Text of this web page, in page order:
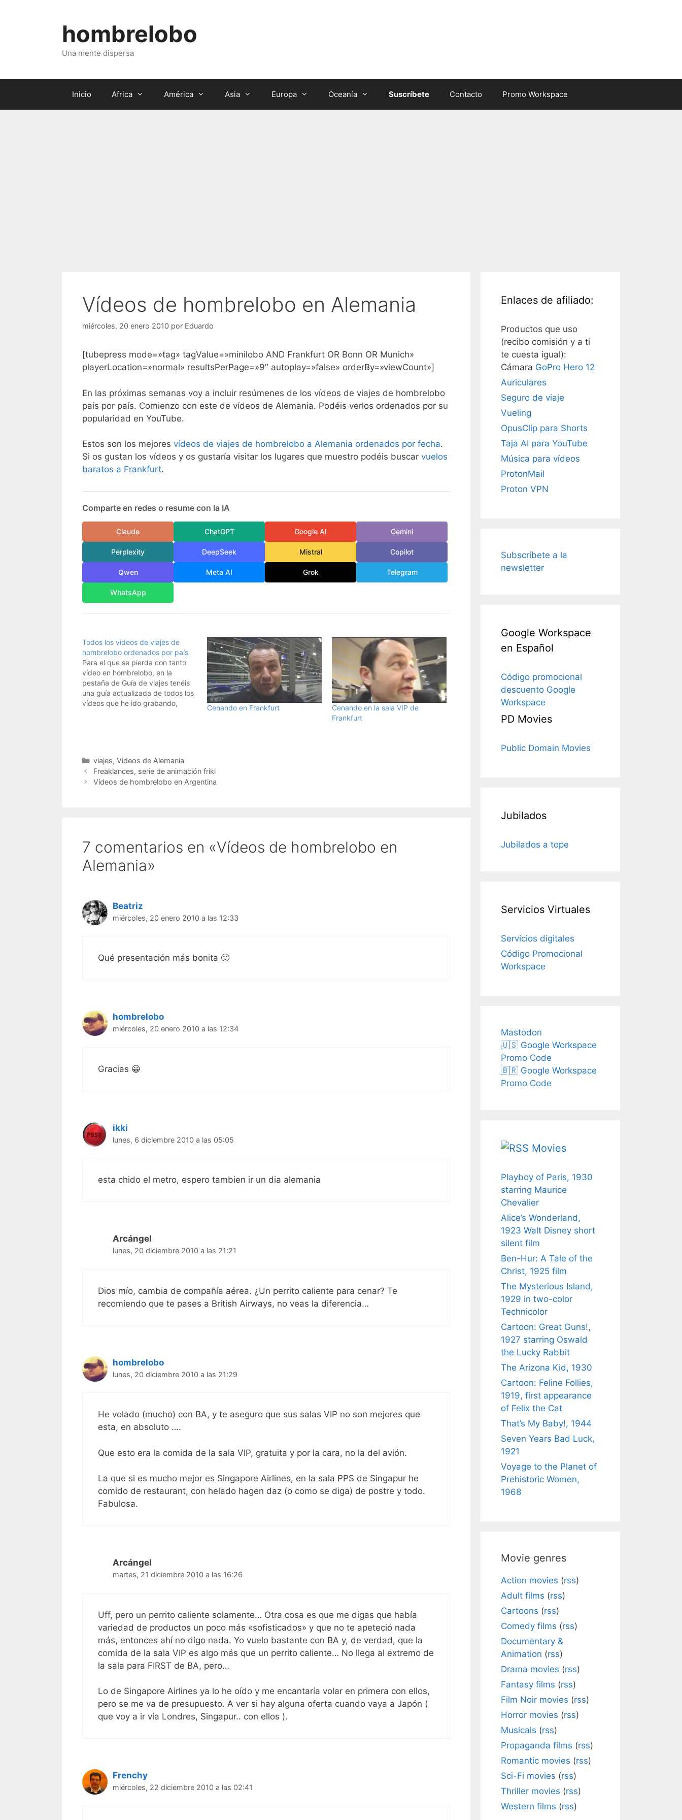
hombrelobo
Una mente dispersa
Inicio Africa América Asia Europa Oceanía Suscríbete Contacto Promo Workspace
Vídeos de hombrelobo en Alemania
miércoles, 20 enero 2010 por Eduardo
[tubepress mode=»tag» tagValue=»minilobo AND Frankfurt OR Bonn OR Munich»
playerLocation=»normal» resultsPerPage=»9″ autoplay=»false» orderBy=»viewCount»]
En las próximas semanas voy a incluir resúmenes de los vídeos de viajes de hombrelobo
país por país. Comienzo con este de vídeos de Alemania. Podéis verlos ordenados por su
popularidad en YouTube.
Estos son los mejores vídeos de viajes de hombrelobo a Alemania ordenados por fecha.
Si os gustan los vídeos y os gustaría visitar los lugares que muestro podéis buscar vuelos
baratos a Frankfurt.
Comparte en redes o resume con la IA
Claude ChatGPT Google AI Gemini
Perplexity DeepSeek Mistral Copilot
Qwen Meta AI Grok Telegram
WhatsApp
Todos los vídeos de viajes de
hombrelobo ordenados por país
Para el que se pierda con tanto
vídeo en hombrelobo, en la
pestaña de Guía de viajes tenéis
una guía actualizada de todos los
vídeos que he ido grabando,
Cenando en Frankfurt
Cenando en la sala VIP de
Frankfurt
Categorías
viajes, Videos de Alemania
Freaklances, serie de animación friki
Vídeos de hombrelobo en Argentina
7 comentarios en «Vídeos de hombrelobo en
Alemania»
Beatriz
miércoles, 20 enero 2010 a las 12:33
Qué presentación más bonita 🙂
hombrelobo
miércoles, 20 enero 2010 a las 12:34
Gracias 😀
ikki
lunes, 6 diciembre 2010 a las 05:05
esta chido el metro, espero tambien ir un dia alemania
Arcángel
lunes, 20 diciembre 2010 a las 21:21
Dios mío, cambia de compañía aérea. ¿Un perrito caliente para cenar? Te
recomiendo que te pases a British Airways, no veas la diferencia…
hombrelobo
lunes, 20 diciembre 2010 a las 21:29
He volado (mucho) con BA, y te aseguro que sus salas VIP no son mejores que
esta, en absoluto ….
Que esto era la comida de la sala VIP, gratuita y por la cara, no la del avión.
La que si es mucho mejor es Singapore Airlines, en la sala PPS de Singapur he
comido de restaurant, con helado hagen daz (o como se diga) de postre y todo.
Fabulosa.
Arcángel
martes, 21 diciembre 2010 a las 16:26
Uff, pero un perrito caliente solamente… Otra cosa es que me digas que había
variedad de productos un poco más «sofisticados» y que no te apeteció nada
más, entonces ahí no digo nada. Yo vuelo bastante con BA y, de verdad, que la
comida de la sala VIP es algo más que un perrito caliente… No llega al extremo de
la sala para FIRST de BA, pero…
Lo de Singapore Airlines ya lo he oído y me encantaría volar en primera con ellos,
pero se me va de presupuesto. A ver si hay alguna oferta cuando vaya a Japón (
que voy a ir vía Londres, Singapur.. con ellos ).
Frenchy
miércoles, 22 diciembre 2010 a las 02:41
Enlaces de afiliado:
Productos que uso
(recibo comisión y a ti
te cuesta igual):
Cámara GoPro Hero 12
Auriculares
Seguro de viaje
Vueling
OpusClip para Shorts
Taja AI para YouTube
Música para vídeos
ProtonMail
Proton VPN
Subscríbete a la
newsletter
Google Workspace
en Español
Código promocional
descuento Google
Workspace
PD Movies
Public Domain Movies
Jubilados
Jubilados a tope
Servicios Virtuales
Servicios digitales
Código Promocional
Workspace
Mastodon
🇺🇸 Google Workspace
Promo Code
🇧🇷 Google Workspace
Promo Code
Movies
Playboy of Paris, 1930
starring Maurice
Chevalier
Alice’s Wonderland,
1923 Walt Disney short
silent film
Ben-Hur: A Tale of the
Christ, 1925 film
The Mysterious Island,
1929 in two-color
Technicolor
Cartoon: Great Guns!,
1927 starring Oswald
the Lucky Rabbit
The Arizona Kid, 1930
Cartoon: Feline Follies,
1919, first appearance
of Felix the Cat
That’s My Baby!, 1944
Seven Years Bad Luck,
1921
Voyage to the Planet of
Prehistoric Women,
1968
Movie genres
Action movies (rss)
Adult films (rss)
Cartoons (rss)
Comedy films (rss)
Documentary &
Animation (rss)
Drama movies (rss)
Fantasy films (rss)
Film Noir movies (rss)
Horror movies (rss)
Musicals (rss)
Propaganda films (rss)
Romantic movies (rss)
Sci-Fi movies (rss)
Thriller movies (rss)
Western films (rss)